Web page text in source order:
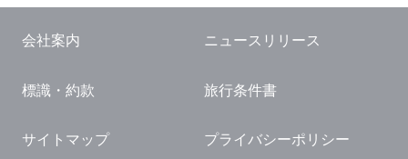
会社案内 ニュースリリース
標識・約款 旅行条件書
サイトマップ プライバシーポリシー